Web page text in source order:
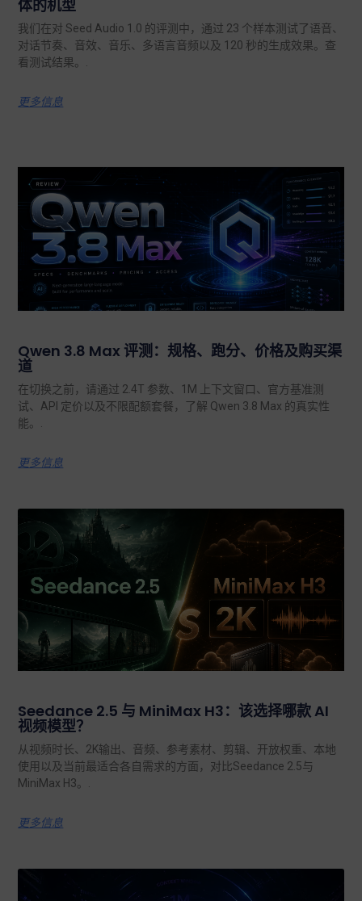
体的机型
我们在对 Seed Audio 1.0 的评测中，通过 23 个样本测试了语音、
对话节奏、音效、音乐、多语言音频以及 120 秒的生成效果。查
看测试结果。.
更多信息
Qwen 3.8 Max 评测：规格、跑分、价格及购买渠
道
在切换之前，请通过 2.4T 参数、1M 上下文窗口、官方基准测
试、API 定价以及不限配额套餐，了解 Qwen 3.8 Max 的真实性
能。.
更多信息
Seedance 2.5 与 MiniMax H3：该选择哪款 AI
视频模型？
从视频时长、2K输出、音频、参考素材、剪辑、开放权重、本地
使用以及当前最适合各自需求的方面，对比Seedance 2.5与
MiniMax H3。.
更多信息